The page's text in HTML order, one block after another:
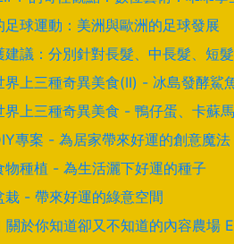
足球運動：美洲與歐洲的足球發展
建議：分別針對長髮、中長髮、短
界上三種奇異美食(II) - 冰島發酵鯊
界上三種奇異美食 - 鴨仔蛋、卡蘇
專案 - 為居家帶來好運的創意魔法
物種植 - 為生活灑下好運的種子
栽 - 帶來好運的綠意空間
於你知道卻又不知道的內容農場